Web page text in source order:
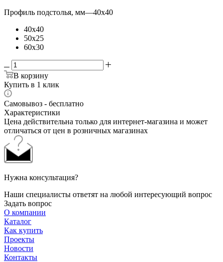
Профиль подстолья, мм—40x40
40x40
50x25
60x30
В корзину
Купить в 1 клик
Самовывоз - бесплатно
Характеристики
Цена действительна только для интернет-магазина и может
отличаться от цен в розничных магазинах
Нужна консультация?
Наши специалисты ответят на любой интересующий вопрос
Задать вопрос
О компании
Каталог
Как купить
Проекты
Новости
Контакты